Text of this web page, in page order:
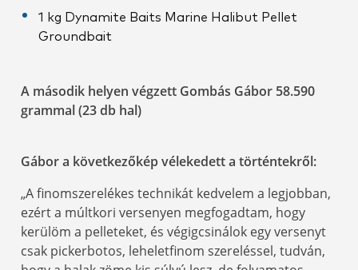
1 kg Dynamite Baits Marine Halibut Pellet
Groundbait
A második helyen végzett Gombás Gábor 58.590
grammal (23 db hal)
Gábor a következőkép vélekedett a történtekről:
„A finomszerelékes technikát kedvelem a legjobban,
ezért a múltkori versenyen megfogadtam, hogy
kerülöm a pelleteket, és végigcsinálok egy versenyt
csak pickerbotos, leheletfinom szereléssel, tudván,